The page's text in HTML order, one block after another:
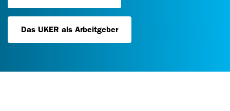
Das UKER als Arbeitgeber